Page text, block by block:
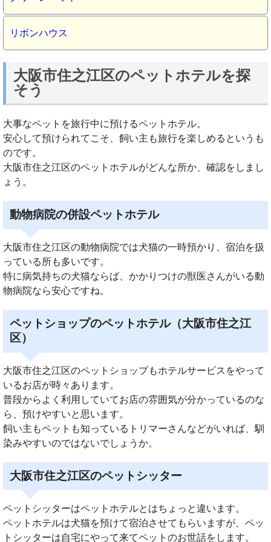
リボンハウス
大阪市住之江区のペットホテルを探
そう
大事なペットを旅行中に預けるペットホテル。
安心して預けられてこそ、飼い主も旅行を楽しめるというも
のです。
大阪市住之江区のペットホテルがどんな所か、確認をしまし
ょう。
動物病院の併設ペットホテル
大阪市住之江区の動物病院では犬猫の一時預かり、宿泊を扱
っている所も多いです。
特に病気持ちの犬猫ならば、かかりつけの獣医さんがいる動
物病院なら安心ですね。
ペットショップのペットホテル（大阪市住之江
区）
大阪市住之江区のペットショップもホテルサービスをやって
いるお店が時々あります。
普段からよく利用していてお店の雰囲気が分かっているのな
ら、預けやすいと思います。
飼い主もペットも知っているトリマーさんなどがいれば、馴
染みやすいのではないでしょうか。
大阪市住之江区のペットシッター
ペットシッターはペットホテルとはちょっと違います。
ペットホテルは犬猫を預けて宿泊させてもらいますが、ペッ
トシッターは自宅にやって来てペットのお世話をします。